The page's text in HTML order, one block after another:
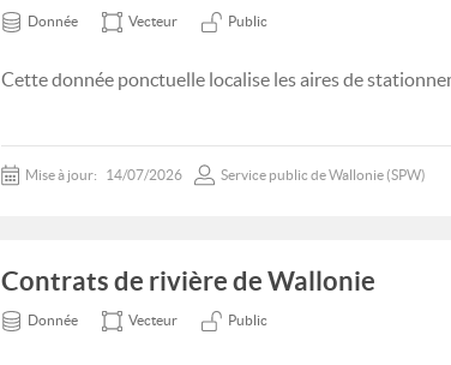
Donnée Vecteur Public
Cette donnée ponctuelle localise les aires de
Mise à jour: 14/07/2026 Service public de Wallonie (SPW)
Contrats de rivière de Wallonie
Donnée Vecteur Public